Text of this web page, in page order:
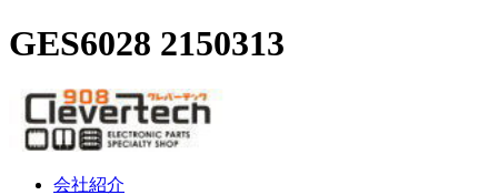
GES6028 2150313
会社紹介